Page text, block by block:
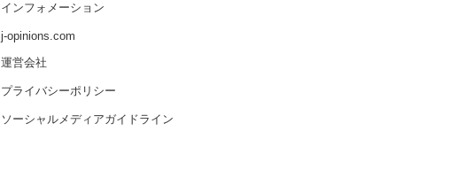
インフォメーション
j-opinions.com
運営会社
プライバシーポリシー
ソーシャルメディアガイドライン